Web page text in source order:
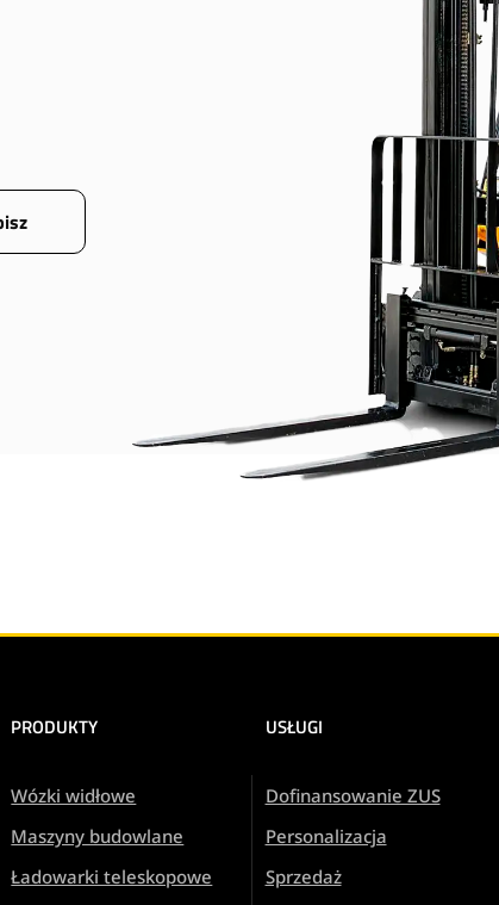
PRODUKTY
Wózki widłowe
Maszyny budowlane
Ładowarki teleskopowe
USŁUGI
Dofinansowanie ZUS
Personalizacja
Sprzedaż